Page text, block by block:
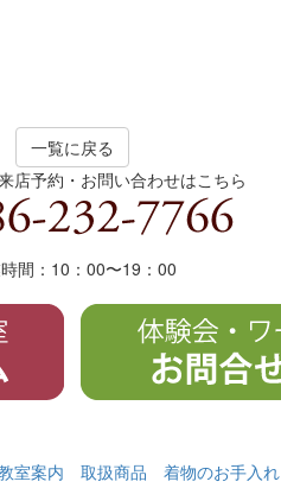
一覧に戻る
店予約・お問い合わせはこちら
間：10：00〜19 ： 00
室案内 取扱商品 着物のお手入れ